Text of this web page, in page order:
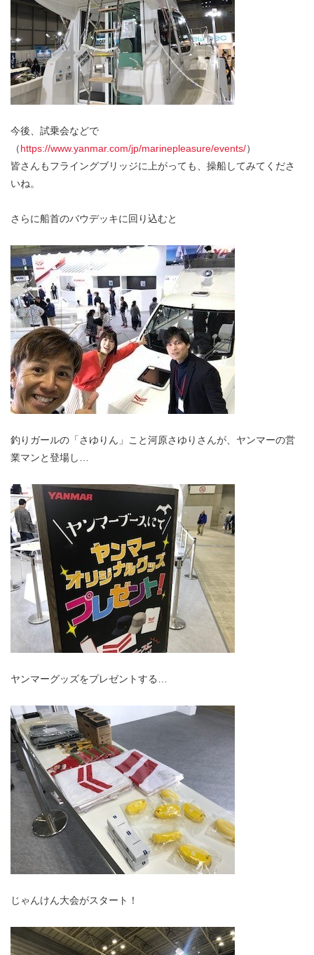
今後、試乗会などで
（https://www.yanmar.com/jp/marinepleasure/events/）
皆さんもフライングブリッジに上がっても、操船してみてくださ
いね。
さらに船首のバウデッキに回り込むと
釣りガールの「さゆりん」こと河原さゆりさんが、ヤンマーの営
業マンと登場し…
ヤンマーグッズをプレゼントする…
じゃんけん大会がスタート！